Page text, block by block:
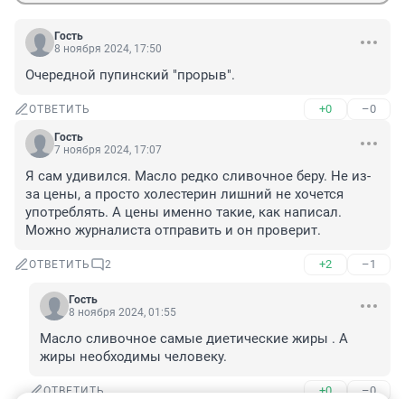
Гость
8 ноября 2024, 17:50
Очередной пупинский "прорыв".
ОТВЕТИТЬ +0 –0
Гость
7 ноября 2024, 17:07
Я сам удивился. Масло редко сливочное беру. Не из-
за цены, а просто холестерин лишний не хочется
употреблять. А цены именно такие, как написал.
Можно журналиста отправить и он проверит.
ОТВЕТИТЬ 2 +2 –1
Гость
8 ноября 2024, 01:55
Масло сливочное самые диетические жиры . А
жиры необходимы человеку.
ОТВЕТИТЬ +0 –0